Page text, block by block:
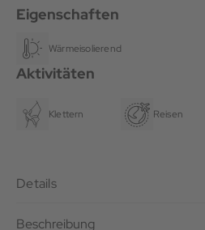
Eigenschaften
Wärmeisolierend
Aktivitäten
Klettern Reisen
Details
Beschreibung